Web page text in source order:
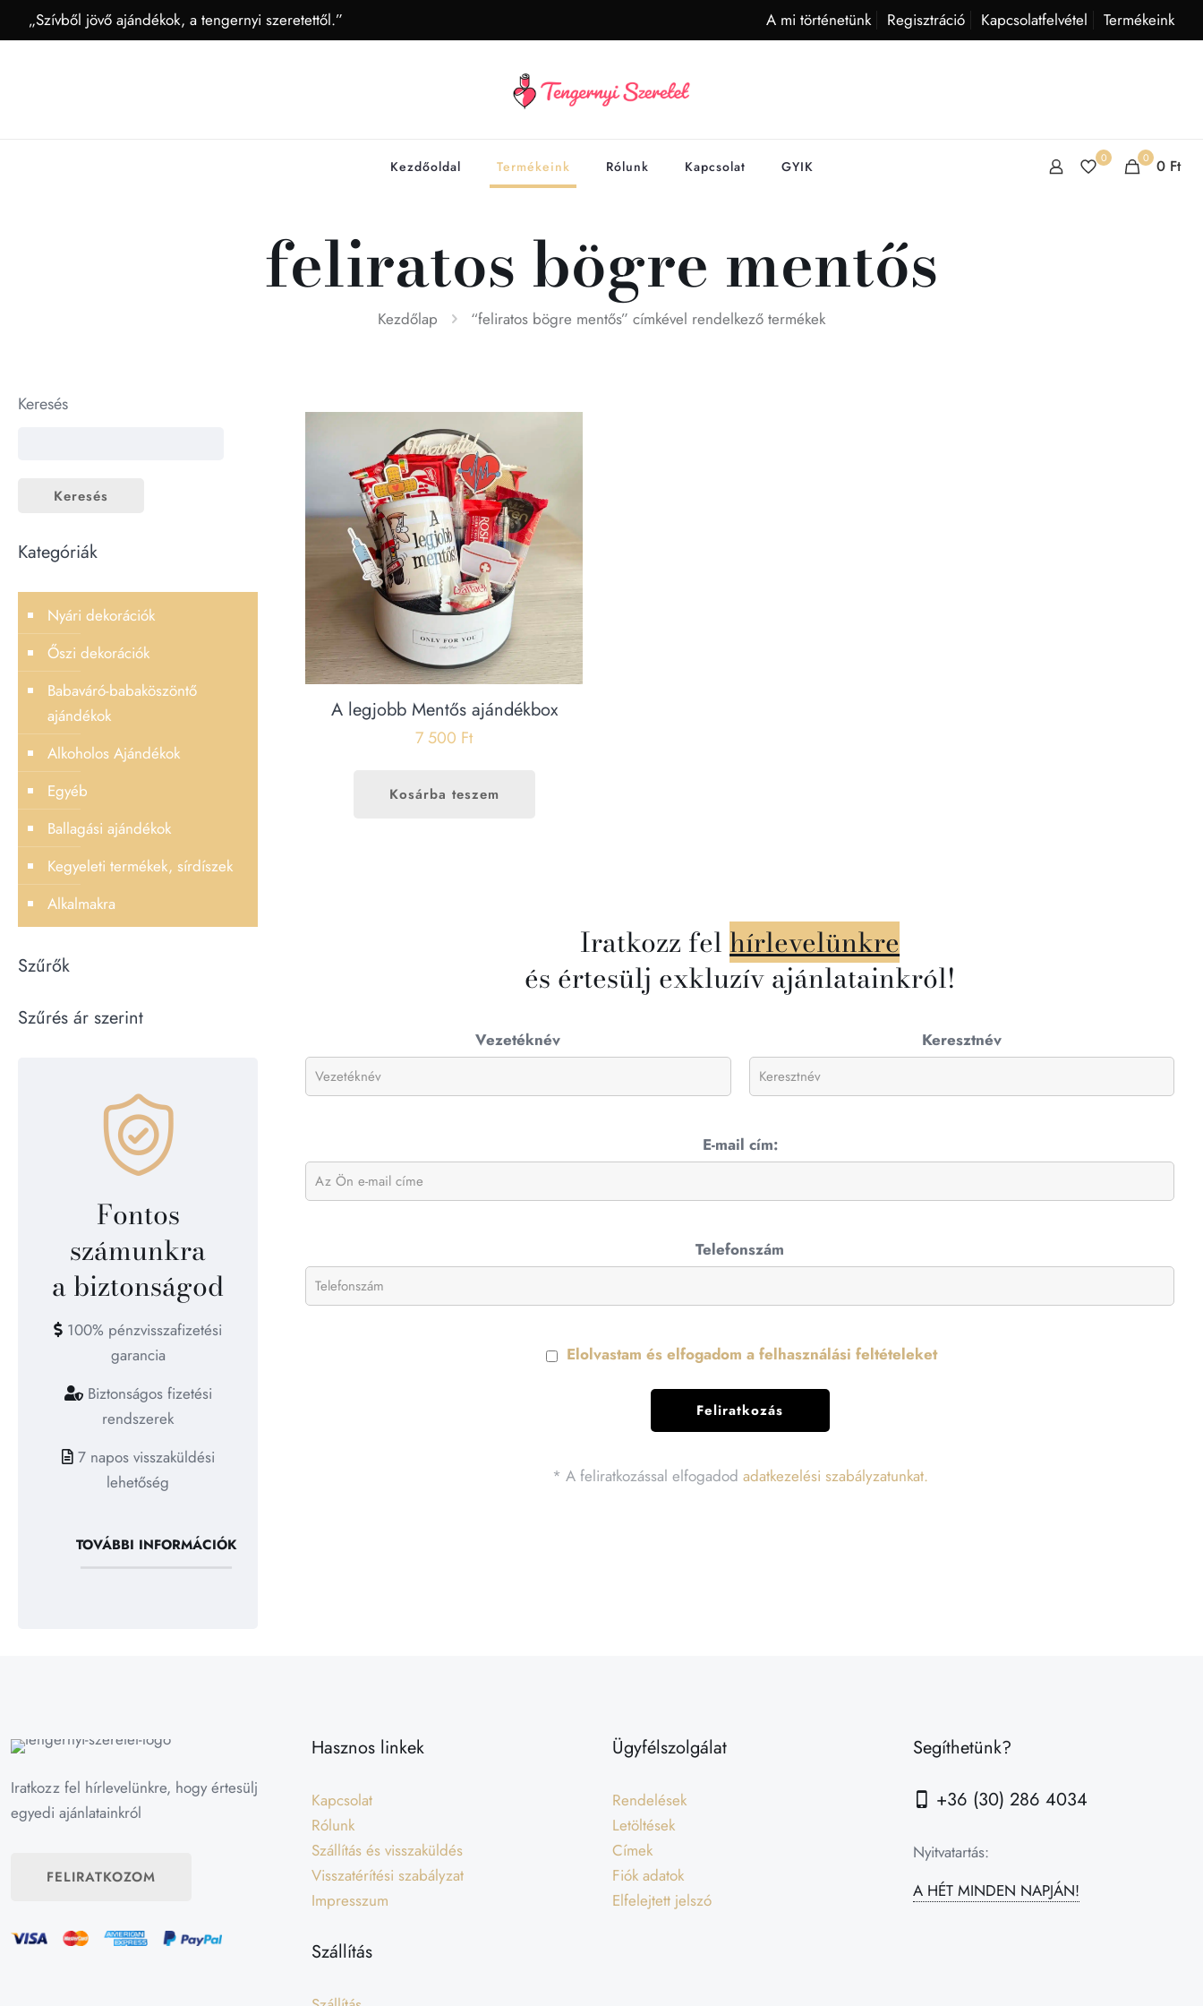
„Szívből jövő ajándékok, a tengernyi szeretettől.” A mi történetünk Regisztráció Kapcsolatfelvétel Termékeink
Kezdőoldal Termékeink Rólunk Kapcsolat GYIK 0 0 0 Ft
feliratos bögre mentős
Kezdőlap “feliratos bögre mentős” címkével rendelkező termékek
A legjobb Mentős ajándékbox
7 500 Ft
Kosárba teszem
Iratkozz fel hírlevelünkre
és értesülj exkluzív ajánlatainkról!
Vezetéknév Keresztnév
E-mail cím:
Telefonszám
Elolvastam és elfogadom a felhasználási feltételeket
* A feliratkozással elfogadod adatkezelési szabályzatunkat.
Keresés
Keresés
Kategóriák
Nyári dekorációk
Őszi dekorációk
Babaváró-babaköszöntő
ajándékok
Alkoholos Ajándékok
Egyéb
Ballagási ajándékok
Kegyeleti termékek, sírdíszek
Alkalmakra
Szűrők
Szűrés ár szerint
Fontos
számunkra
a biztonságod
100% pénzvisszafizetési
garancia
Biztonságos fizetési
rendszerek
7 napos visszaküldési
lehetőség
TOVÁBBI INFORMÁCIÓK
Iratkozz fel hírlevelünkre, hogy értesülj
egyedi ajánlatainkról
FELIRATKOZOM
Hasznos linkek
Kapcsolat
Rólunk
Szállítás és visszaküldés
Visszatérítési szabályzat
Impresszum
Szállítás
Ügyfélszolgálat
Rendelések
Letöltések
Címek
Fiók adatok
Elfelejtett jelszó
Segíthetünk?
+36 (30) 286 4034
Nyitvatartás:
A HÉT MINDEN NAPJÁN!